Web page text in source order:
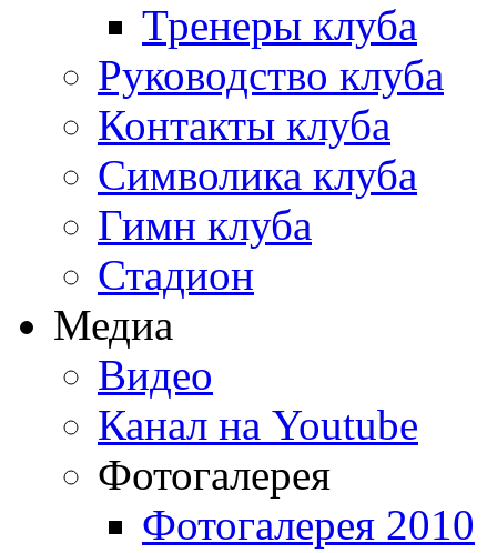
Тренеры клуба
Руководство клуба
Контакты клуба
Символика клуба
Гимн клуба
Стадион
Медиа
Видео
Канал на Youtube
Фотогалерея
Фотогалерея 2010